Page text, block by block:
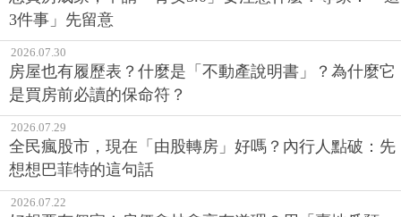
3件事」先留意
2026.07.30
房屋也有履歷表？什麼是「不動產說明書」？為什麼它
是買房前必讀的保命符？
2026.07.29
全民瘋股市，現在「由股轉房」好嗎？內行人點破：先
想想巴菲特的這句話
2026.07.22